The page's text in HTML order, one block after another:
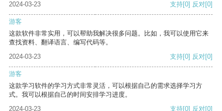
2024-03-23
支持[0] 反对[0]
游客
这款软件非常实用，可以帮助我解决很多问题。比如，我可以使用它来
查找资料、翻译语言、编写代码等。
2024-03-23
支持[0] 反对[0]
游客
这款学习软件的学习方式非常灵活，可以根据自己的需求选择学习方
式。我可以根据自己的时间安排学习进度。
2024-03-23
支持[0] 反对[0]